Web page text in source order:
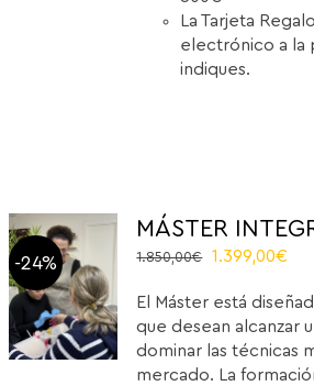
La Tarjeta
electrónico a la
indiques.
-24%
MÁSTER
1.850,00€
El
original
era:
1.850,00€.
1.399,00€
es:
El Máster está
que desean alcanzar
dominar las técnicas
mercado. La